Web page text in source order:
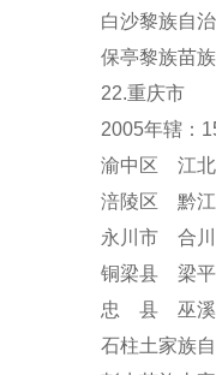
白沙黎族自
保亭黎族苗
22.重庆市
2005年辖
渝中区 江
涪陵区 黔
永川市 合
铜梁县 梁
忠 县 巫溪
石柱土家族